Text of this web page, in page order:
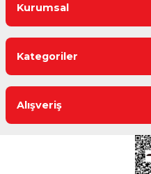
Kurumsal
Kategoriler
Alışveriş